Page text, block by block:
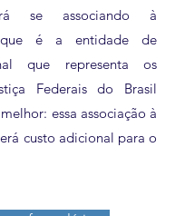
se associando à
que é a entidade de
que representa os
Federais do Brasil
essa associação à
custo adicional para o